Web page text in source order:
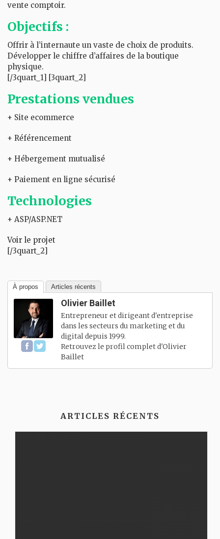
vente comptoir.
Objectifs :
Offrir à l’internaute un vaste de choix de produits.
Développer le chiffre d’affaires de la boutique
physique.
[/3quart_1] [3quart_2]
Prestations vendues
+ Site ecommerce
+ Référencement
+ Hébergement mutualisé
+ Paiement en ligne sécurisé
Technologies
+ ASP/ASP.NET
Voir le projet
[/3quart_2]
À propos Articles récents
Olivier Baillet
Entrepreneur et dirigeant d'entreprise
dans les secteurs du marketing et du
digital depuis 1999.
Retrouvez le profil complet d'Olivier
Baillet
ARTICLES RÉCENTS